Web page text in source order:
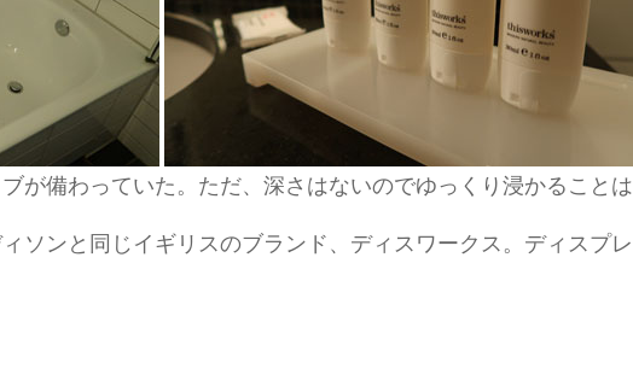
が備わっていた。ただ、深さはないのでゆっくり浸かることは
ソンと同じイギリスのブランド、ディスワークス。ディスプレ